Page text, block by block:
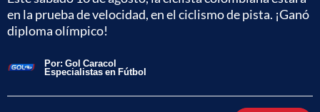
en la prueba de velocidad, en el ciclismo de pista. ¡Ganó
diploma olímpico!
Por: Gol Caracol
Especialistas en Fútbol